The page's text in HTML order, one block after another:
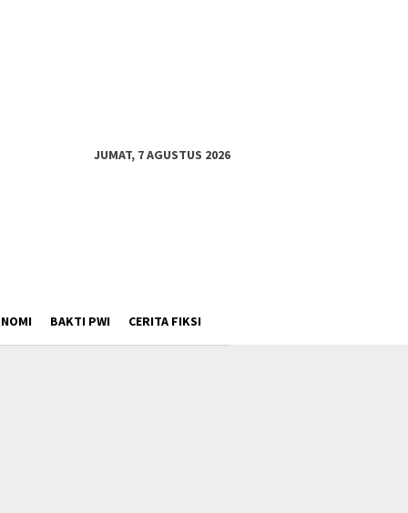
JUMAT, 7 AGUSTUS 2026
BAKTI PWI CERITA FIKSI